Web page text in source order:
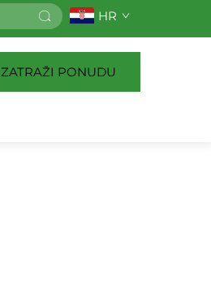
HR
ZATRAŽI PONUDU